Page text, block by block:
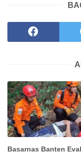
Basarnas Banten